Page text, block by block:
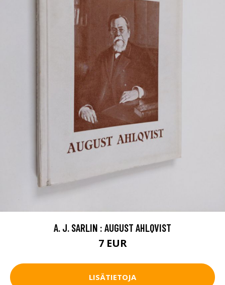
A. J. SARLIN : AUGUST AHLQVIST
7 EUR
LISÄTIETOJA